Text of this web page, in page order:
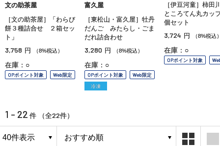
文の助茶屋
［文の助茶屋］「わらび
餅３種詰合せ ２箱セッ
ト」
3,758 円 （8%税込）
在庫：○
OPポイント対象 Web限定
富久屋
［東松山・富久屋］牡丹
だんご みたらし・ごま
だれ詰合わせ
3,280 円 （8%税込）
在庫：○
OPポイント対象
Web限定
冷凍
［伊豆河童］柿田
ところてん丸カッ
個セット
3,724 円 （8%税込
在庫：○
OPポイント対象
1 - 22 件 （全22件）